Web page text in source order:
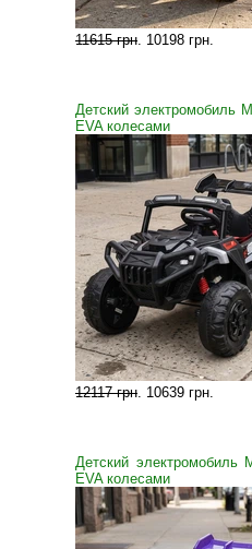
11615 грн. 10198 грн.
Детский электромобиль
EVA колесами
12117 грн. 10639 грн.
Детский электромобиль
EVA колесами